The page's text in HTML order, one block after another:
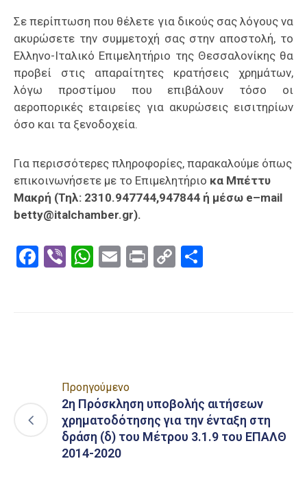
Σε περίπτωση που θέλετε για δικούς σας λόγους να
ακυρώσετε την συμμετοχή σας στην αποστολή, το
Ελληνο-Ιταλικό Επιμελητήριο της Θεσσαλονίκης θα
προβεί στις απαραίτητες κρατήσεις χρημάτων,
λόγω προστίμου που επιβάλουν τόσο οι
αεροπορικές εταιρείες για ακυρώσεις εισιτηρίων
όσο και τα ξενοδοχεία.
Για περισσότερες πληροφορίες, παρακαλούμε όπως
επικοινωνήσετε με το Επιμελητήριο κα Μπέττυ
Μακρή (Τηλ: 2310.947744,947844 ή μέσω e–mail
betty@italchamber.gr).
Facebook
ViberWhatsApp
EmailPrintCopy
Προηγούμενο
2η Πρόσκληση υποβολής αιτήσεων
χρηματοδότησης για την ένταξη στη
δράση (δ) του Μέτρου 3.1.9 του ΕΠΑΛΘ
2014-2020